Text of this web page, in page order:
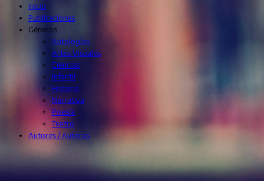
Inicio
Publicaciones
Géneros
Antologías
Artes Visuales
Ciencias
Infantil
Historia
Narrativa
Poesía
Teatro
Autores / Autoras